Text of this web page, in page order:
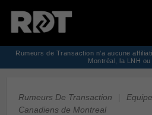
Rumeurs de Transaction n'a aucune
Montréal, la LNH ou
Rumeurs De Transaction
Canadiens de Montreal